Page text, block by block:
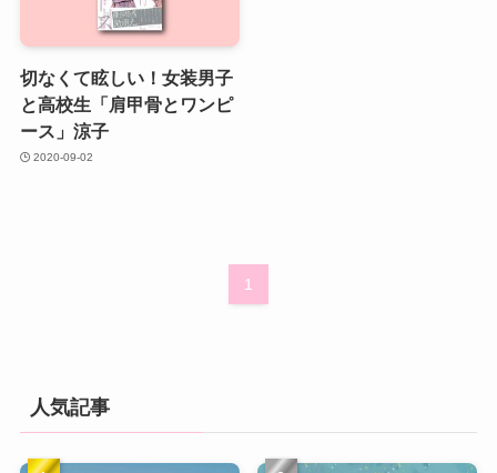
切なくて眩しい！女装男子
と高校生「肩甲骨とワンピ
ース」涼子
2020-09-02
1
人気記事